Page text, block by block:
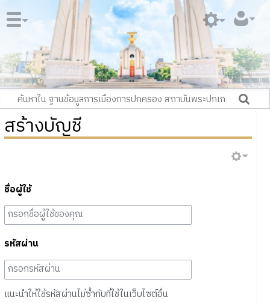
สร้างบัญชี
ชื่อผู้ใช้
รหัสผ่าน
แนะนำให้ใช้รหัสผ่านไม่ซ้ำกับที่ใช้ในเว็บไซต์อื่น